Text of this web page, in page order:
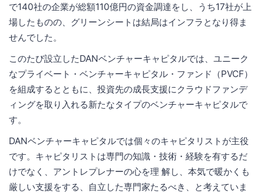
で140社の企業が総額110億円の資金調達をし、うち17社が上
場したものの、グリーンシートは結局はインフラとなり得ま
せんでした。
このたび設立したDANベンチャーキャピタルでは、ユニーク
なプライベート・ベンチャーキャピタル・ファンド（PVCF）
を組成するとともに、投資先の成長支援にクラウドファンデ
ィングを取り入れる新たなタイプのベンチャーキャピタルで
す。
DANベンチャーキャピタルでは個々のキャピタリストが主役
です。キャピタリストは専門の知識・技術・経験を有するだ
けでなく、アントレプレナーの心を理 解し、本気で暖かくも
厳しい支援をする、自立した専門家たるべき、と考えていま